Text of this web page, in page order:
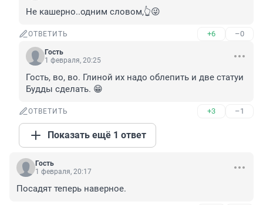
Не кашерно..одним словом,👆😜
ОТВЕТИТЬ +6 –0
Гость
1 февраля, 20:25
Гость, во, во. Глиной их надо облепить и две статуи
Будды сделать. 😁
ОТВЕТИТЬ +3 –1
Показать ещё 1 ответ
Гость
1 февраля, 20:17
Посадят теперь наверное.